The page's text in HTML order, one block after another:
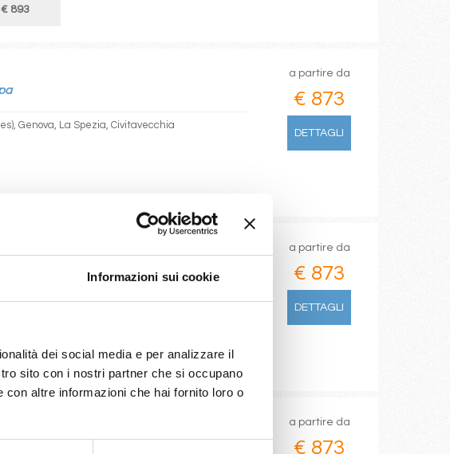
Informazioni sui cookie
dei social media e per analizzare il
sito con i nostri partner che si occupano
altre informazioni che hai fornito loro o
€ 893
Genova, La Spezia, Civitavecchia
a partire da
€ 873
DETTAGLI
Spezia, Civitavecchia, Palma de mallorca
a partire da
€ 873
DETTAGLI
a partire da
€ 873